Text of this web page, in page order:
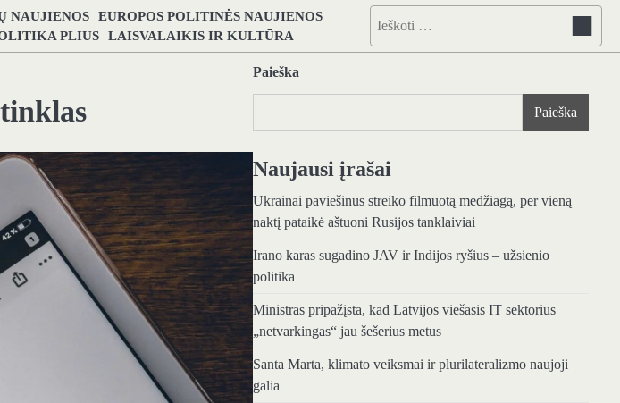
NAUJIENOS EUROPOS POLITINĖS NAUJIENOS
PLIUS LAISVALAIKIS IR KULTŪRA
Ieškoti:
Paieška
Paieška
Naujausi įrašai
Ukrainai paviešinus streiko filmuotą medžiagą, per vieną
naktį pataikė aštuoni Rusijos tanklaiviai
Irano karas sugadino JAV ir Indijos ryšius – užsienio
politika
Ministras pripažįsta, kad Latvijos viešasis IT sektorius
„netvarkingas“ jau šešerius metus
Santa Marta, klimato veiksmai ir plurilateralizmo naujoji
galia